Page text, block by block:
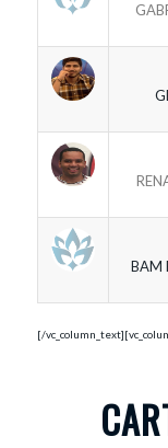
BAM
[/